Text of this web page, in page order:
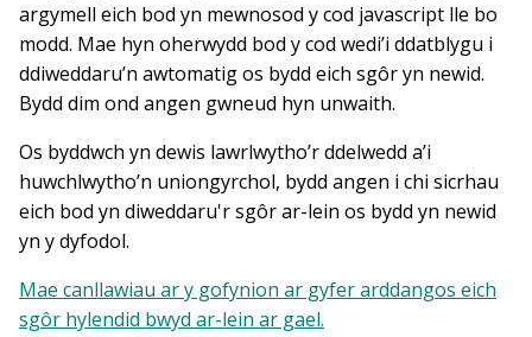
argymell eich bod yn mewnosod y cod javascript lle bo
modd. Mae hyn oherwydd bod y cod wedi’i ddatblygu i
ddiweddaru’n awtomatig os bydd eich sgôr yn newid.
Bydd dim ond angen gwneud hyn unwaith.
Os byddwch yn dewis lawrlwytho’r ddelwedd a’i
huwchlwytho’n uniongyrchol, bydd angen i chi sicrhau
eich bod yn diweddaru'r sgôr ar-lein os bydd yn newid
yn y dyfodol.
Mae canllawiau ar y gofynion ar gyfer arddangos eich
sgôr hylendid bwyd ar-lein ar gael.